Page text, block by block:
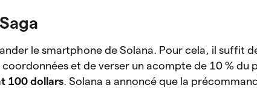
le smartphone de Solana. Pour cela, il suffit
coordonnées et de verser un acompte de 10 % du
100 dollars. Solana a annoncé que la